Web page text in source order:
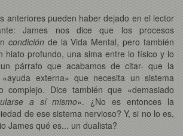
anteriores pueden haber dejado en el lector
James nos dice que los procesos
condiciónde la Vida Mental, pero también
hiato profundo, una sima entre lo físico y lo
párrafo que acabamos de citar- que la
externa» que necesita un sistema
complejo. Dice también que «demasiado
a sí mismo». ¿No es entonces la
de ese sistema nervioso? Y, si no lo es,
James qué es... un dualista?